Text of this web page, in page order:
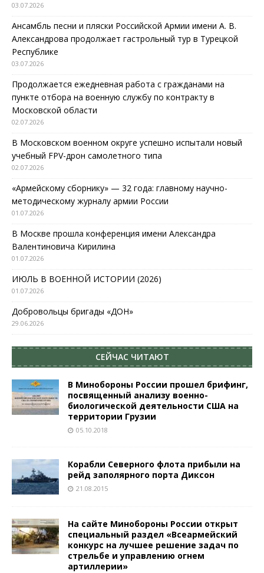
03.07.2026
Ансамбль песни и пляски Российской Армии имени А. В.
Александрова продолжает гастрольный тур в Турецкой
Республике
03.07.2026
Продолжается ежедневная работа с гражданами на
пункте отбора на военную службу по контракту в
Московской области
02.07.2026
В Московском военном округе успешно испытали новый
учебный FPV-дрон самолетного типа
02.07.2026
«Армейскому сборнику» — 32 года: главному научно-
методическому журналу армии России
01.07.2026
В Москве прошла конференция имени Александра
Валентиновича Кирилина
01.07.2026
ИЮЛЬ В ВОЕННОЙ ИСТОРИИ (2026)
01.07.2026
Добровольцы бригады «ДОН»
29.06.2026
СЕЙЧАС ЧИТАЮТ
В Минобороны России прошел брифинг,
посвященный анализу военно-
биологической деятельности США на
территории Грузии
05.10.2018
Корабли Северного флота прибыли на
рейд заполярного порта Диксон
21.08.2015
На сайте Минобороны России открыт
специальный раздел «Всеармейский
конкурс на лучшее решение задач по
стрельбе и управлению огнем
артиллерии»